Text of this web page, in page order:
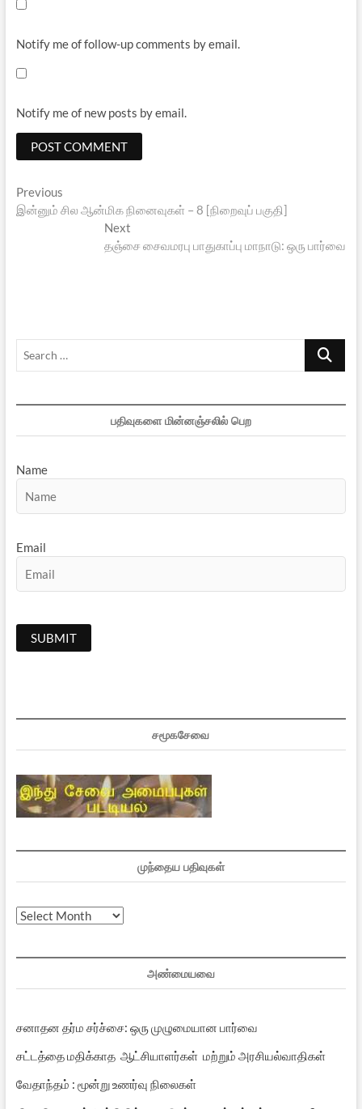
Notify me of follow-up comments by email.
Notify me of new posts by email.
Post
navigation
PreviousPrevious
post:
இன்னும் சில ஆன்மிக நினைவுகள் – 8 [நிறைவுப் பகுதி]
Next
post:
தஞ்சை சைவமரபு பாதுகாப்பு மாநாடு: ஒரு பார்வை
Search
பதிவுகளை மின்னஞ்சலில் பெற
Name
Email
சமூகசேவை
முந்தைய பதிவுகள்
முந்தைய
அண்மையவை
சனாதன தர்ம சர்ச்சை: ஒரு முழுமையான பார்வை
சட்டத்தை மதிக்காத ஆட்சியாளர்கள் மற்றும் அரசியல்வாதிகள்
வேதாந்தம் : மூன்று உணர்வு நிலைகள்